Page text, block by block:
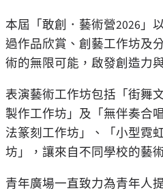
本屆「敢創．藝術營2026」
過作品欣賞、創藝工作坊及
術的無限可能，啟發創造力
表演藝術工作坊包括「街舞
製作工作坊」及「無伴奏合
法篆刻工作坊」、「小型霓
坊」，讓來自不同學校的藝
青年廣場一直致力為青年人